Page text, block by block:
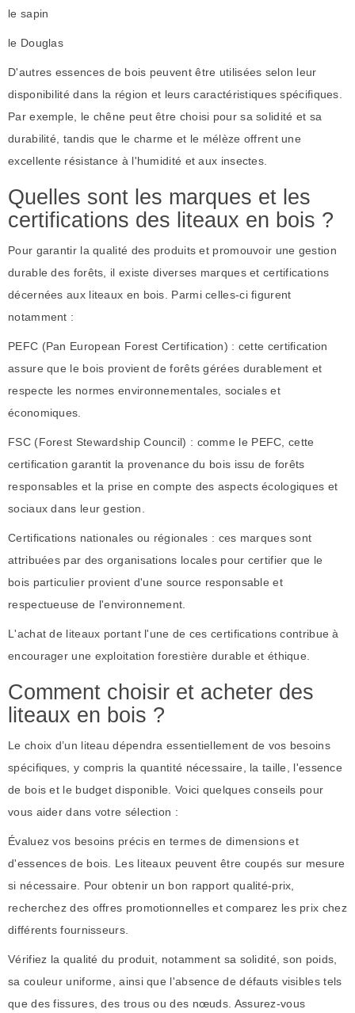
le sapin
le Douglas
D'autres essences de bois peuvent être utilisées selon leur
disponibilité dans la région et leurs caractéristiques spécifiques.
Par exemple, le chêne peut être choisi pour sa solidité et sa
durabilité, tandis que le charme et le mélèze offrent une
excellente résistance à l'humidité et aux insectes.
Quelles sont les marques et les
certifications des liteaux en bois ?
Pour garantir la qualité des produits et promouvoir une gestion
durable des forêts, il existe diverses marques et certifications
décernées aux liteaux en bois. Parmi celles-ci figurent
notamment :
PEFC (Pan European Forest Certification) : cette certification
assure que le bois provient de forêts gérées durablement et
respecte les normes environnementales, sociales et
économiques.
FSC (Forest Stewardship Council) : comme le PEFC, cette
certification garantit la provenance du bois issu de forêts
responsables et la prise en compte des aspects écologiques et
sociaux dans leur gestion.
Certifications nationales ou régionales : ces marques sont
attribuées par des organisations locales pour certifier que le
bois particulier provient d'une source responsable et
respectueuse de l'environnement.
L'achat de liteaux portant l'une de ces certifications contribue à
encourager une exploitation forestière durable et éthique.
Comment choisir et acheter des
liteaux en bois ?
Le choix d’un liteau dépendra essentiellement de vos besoins
spécifiques, y compris la quantité nécessaire, la taille, l'essence
de bois et le budget disponible. Voici quelques conseils pour
vous aider dans votre sélection :
Évaluez vos besoins précis en termes de dimensions et
d'essences de bois. Les liteaux peuvent être coupés sur mesure
si nécessaire. Pour obtenir un bon rapport qualité-prix,
recherchez des offres promotionnelles et comparez les prix chez
différents fournisseurs.
Vérifiez la qualité du produit, notamment sa solidité, son poids,
sa couleur uniforme, ainsi que l'absence de défauts visibles tels
que des fissures, des trous ou des nœuds. Assurez-vous